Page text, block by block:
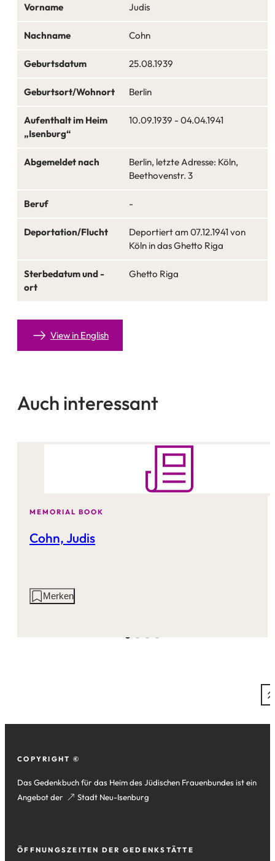
Vorname Judis
Nachname Cohn
Geburtsdatum 25.08.1939
Geburtsort/Wohnort Berlin
Aufenthalt im Heim
„Isenburg“
10.09.1939 - 04.04.1941
Abgemeldet nach
Berlin, letzte Adresse: Köln,
Beethovenstr. 3
Beruf -
Deportation/Flucht
Deportiert am 07.12.1941 von
Köln in das Ghetto Riga
Sterbedatum und -
ort
Ghetto Riga
View in English
Auch interessant
MEMORIAL BOOK
Cohn, Judis
AktionenMerken
Fußzeile
COPYRIGHT ©
Das Gedenkbuch für das Heim des Jüdischen Frauenbundes ist ein
Angebot der
Stadt Neu-Isenburg
(Öffnet
Tab)
ÖFFNUNGSZEITEN DER GEDENKSTÄTTE